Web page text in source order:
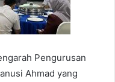
Pengurusan
Ahmad yang